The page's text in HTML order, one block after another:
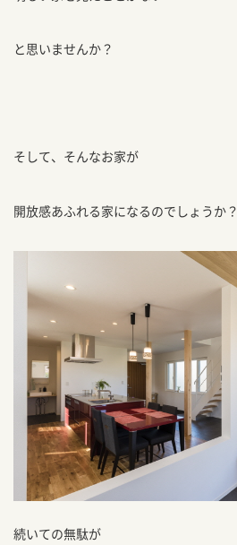
と思いませんか？
そして、そんなお家が
開放感あふれる家になるのでしょうか？
続いての無駄が